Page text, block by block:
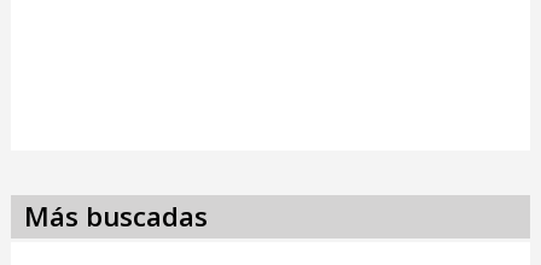
Más buscadas